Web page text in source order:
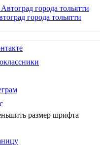
города тольятти